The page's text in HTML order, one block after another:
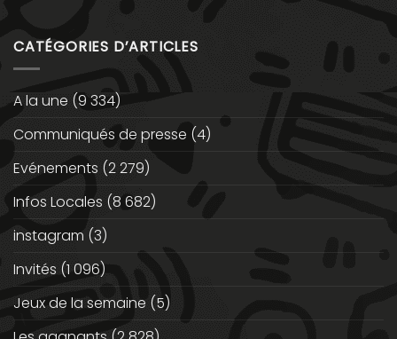
CATÉGORIES D’ARTICLES
A la une (9 334)
Communiqués de presse (4)
Evénements (2 279)
Infos Locales (8 682)
instagram (3)
Invités (1 096)
Jeux de la semaine (5)